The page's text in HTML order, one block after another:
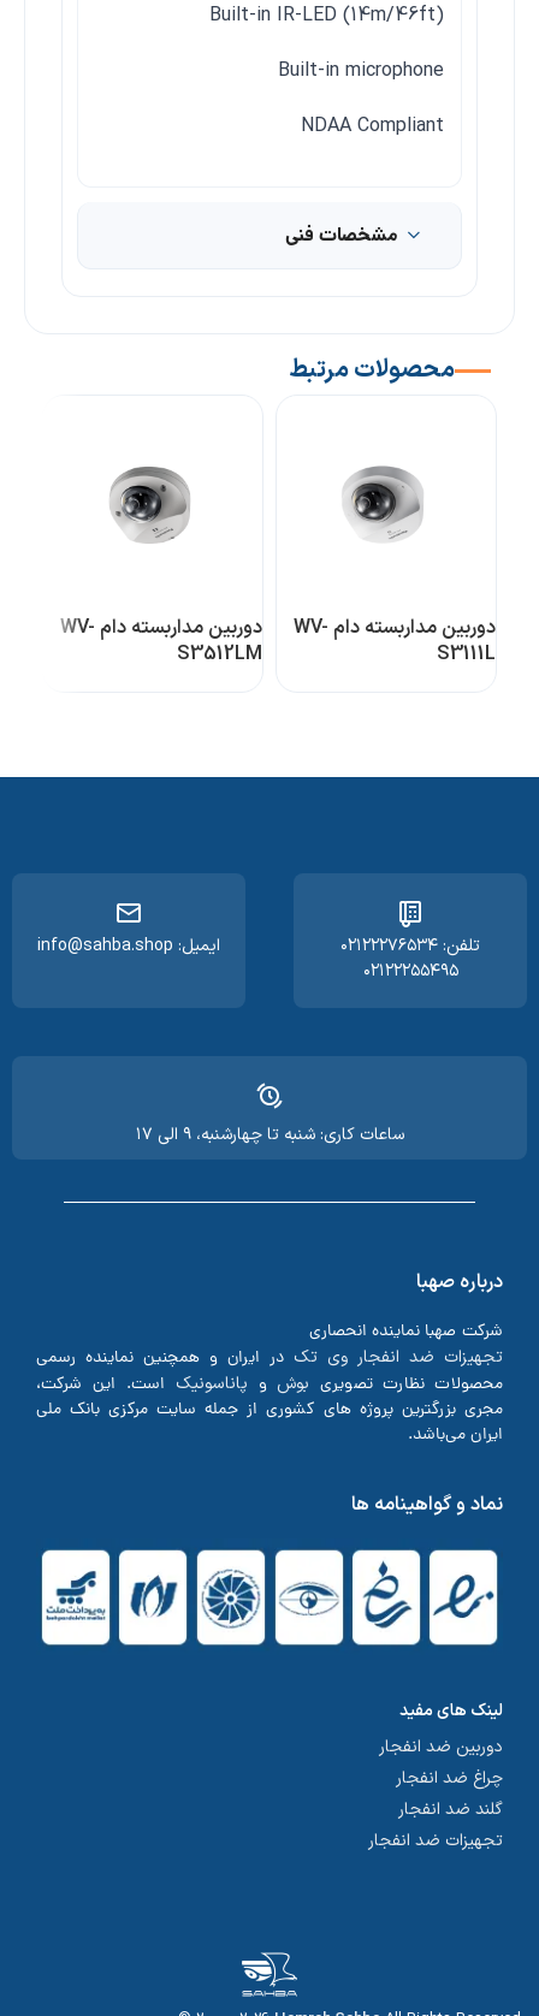
Built-in IR-LED (14m/46ft)
Built-in microphone
NDAA Compliant
مشخصات فنی
محصولات مرتبط
دوربین مداربسته دام WV-
S3111L
دوربین مداربسته دام WV-
S3512LM
تلفن: ۰۲۱۲۲۲۷۶۵۳۴
۰۲۱۲۲۲۵۵۴۹۵
ایمیل: info@sahba.shop
ساعات کاری: شنبه تا چهارشنبه، ۹ الی ۱۷
درباره صهبا
شرکت صهبا نماینده انحصاری
تجهیزات ضد انفجار وی تک در ایران و همچنین نماینده رسمی
محصولات نظارت تصویری بوش و پاناسونیک است. این شرکت،
مجری بزرگترین پروژه های کشوری از جمله سایت مرکزی بانک ملی
ایران می‌باشد.
نماد و گواهینامه ها
لینک های مفید
دوربین ضد انفجار
چراغ ضد انفجار
گلند ضد انفجار
تجهیزات ضد انفجار